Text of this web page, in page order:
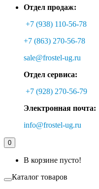
Отдел продаж:
+7 (938) 110-56-78
+7 (863) 270-56-78
sale@frostel-ug.ru
Отдел сервиса:
+7 (928) 270-56-79
Электронная почта:
info@frostel-ug.ru
0
В корзине пусто!
Каталог товаров